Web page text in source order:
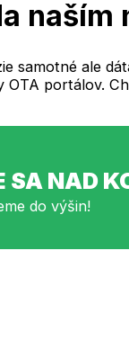
samotné ale
OTA portálov.
SA NAD
do výšin!